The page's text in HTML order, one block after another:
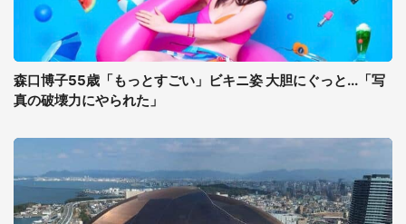
森口博子55歳「もっとすごい」ビキニ姿 大胆にぐっと...「写
真の破壊力にやられた」